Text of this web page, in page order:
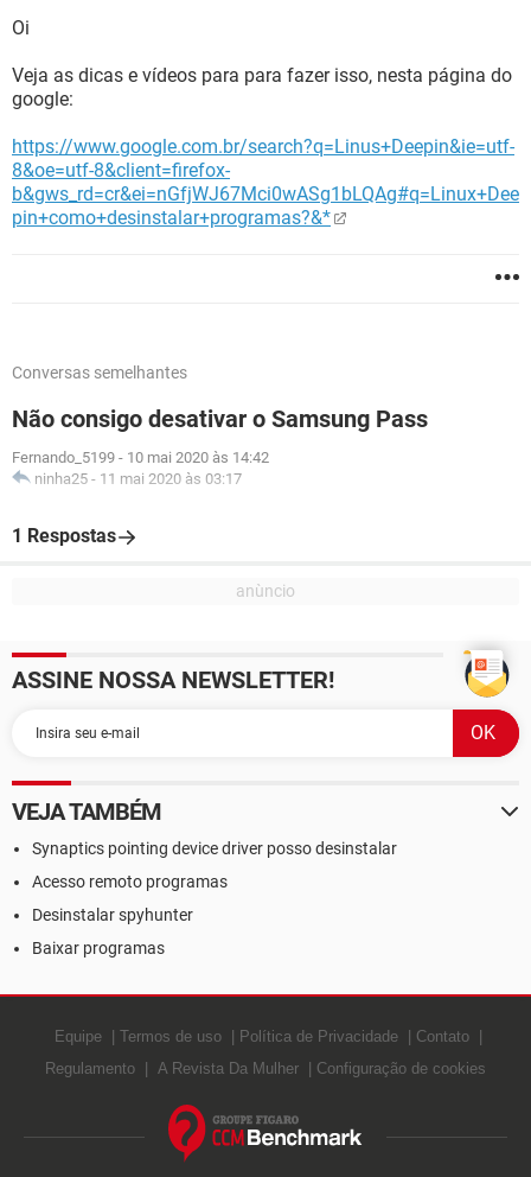
Oi
Veja as dicas e vídeos para para fazer isso, nesta página do
google:
https://www.google.com.br/search?q=Linus+Deepin&ie=utf-
8&oe=utf-8&client=firefox-
b&gws_rd=cr&ei=nGfjWJ67Mci0wASg1bLQAg#q=Linux+Dee
pin+como+desinstalar+programas?&*
Conversas semelhantes
Não consigo desativar o Samsung Pass
Fernando_5199 - 10 mai 2020 às 14:42
ninha25 - 11 mai 2020 às 03:17
1 Respostas
ASSINE NOSSA NEWSLETTER!
VEJA TAMBÉM
Synaptics pointing device driver posso desinstalar
Acesso remoto programas
Desinstalar spyhunter
Baixar programas
Equipe Termos de uso Política de Privacidade
Contato
Regulamento
A Revista Da Mulher Configuração de cookies